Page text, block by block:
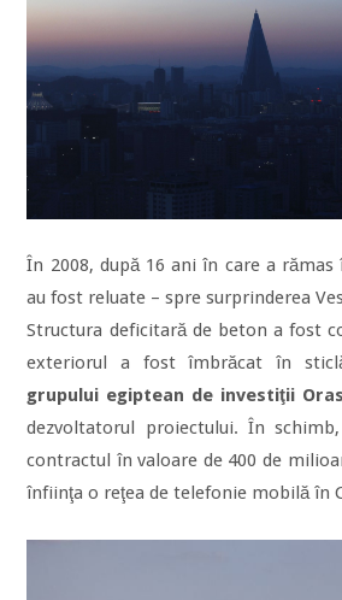
În 2008, după 16 ani în care a
au fost reluate – spre surprinderea
Structura deficitară de beton a fost
exteriorul a fost îmbrăcat în
grupului egiptean de investiţii
dezvoltatorul proiectului. În
contractul în valoare de 400 de
înfiinţa o reţea de telefonie mobilă în